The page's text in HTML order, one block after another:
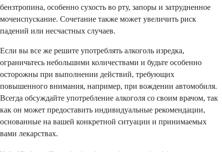
бензтропина, особенно сухость во рту, запоры и затрудненное
мочеиспускание. Сочетание также может увеличить риск
падений или несчастных случаев.
Если вы все же решите употреблять алкоголь изредка,
ограничьтесь небольшими количествами и будьте особенно
осторожны при выполнении действий, требующих
повышенного внимания, например, при вождении автомобиля.
Всегда обсуждайте употребление алкоголя со своим врачом, так
как он может предоставить индивидуальные рекомендации,
основанные на вашей конкретной ситуации и принимаемых
вами лекарствах.